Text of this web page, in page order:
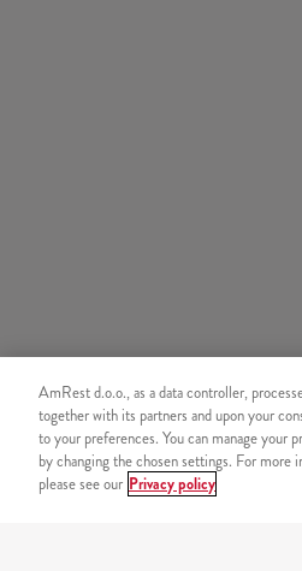
AmRest d.o.o., as a data controller,
together with its partners and upon your
to your preferences. You can manage your
by changing the chosen settings. For more
please see our Privacy policy